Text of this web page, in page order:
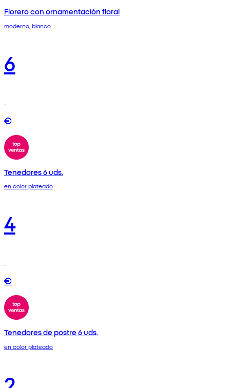
Florero con ornamentación floral
moderno, blanco
6
€
Tenedores 6 uds.
en color plateado
4
€
Tenedores de postre 6 uds.
en color plateado